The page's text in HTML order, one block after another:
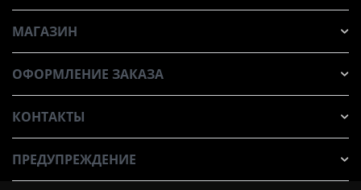
МАГАЗИН
ОФОРМЛЕНИЕ ЗАКАЗА
КОНТАКТЫ
ПРЕДУПРЕЖДЕНИЕ